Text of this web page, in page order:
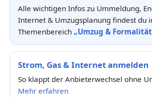
Alle wichtigen Infos zu Ummeldung,
Internet & Umzugsplanung findest du
Themenbereich „Umzug &
Strom, Gas & Internet anmelden
So klappt der Anbieterwechsel ohne
Mehr erfahren